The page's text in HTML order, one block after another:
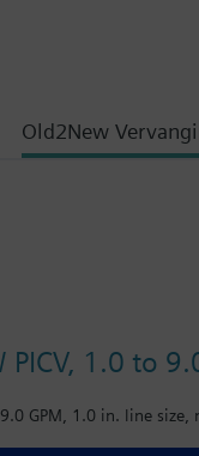
Old2New
1.0 to
GPM, 1.0 in. line